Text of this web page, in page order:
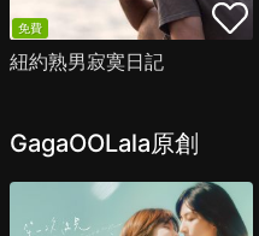
免費
紐約熟男寂寞日記
GagaOOLala原創